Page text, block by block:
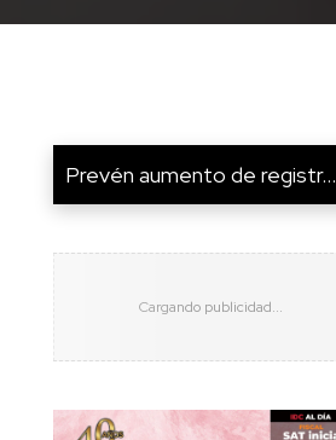
Prevén aumento de registr...